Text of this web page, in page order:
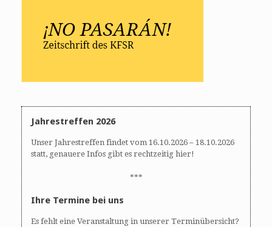
Jahrestreffen 2026
Unser Jahrestreffen findet vom 16.10.2026 – 18.10.2026
statt, genauere Infos gibt es rechtzeitig hier!
***
Ihre Termine bei uns
Es fehlt eine Veranstaltung in unserer Terminübersicht?